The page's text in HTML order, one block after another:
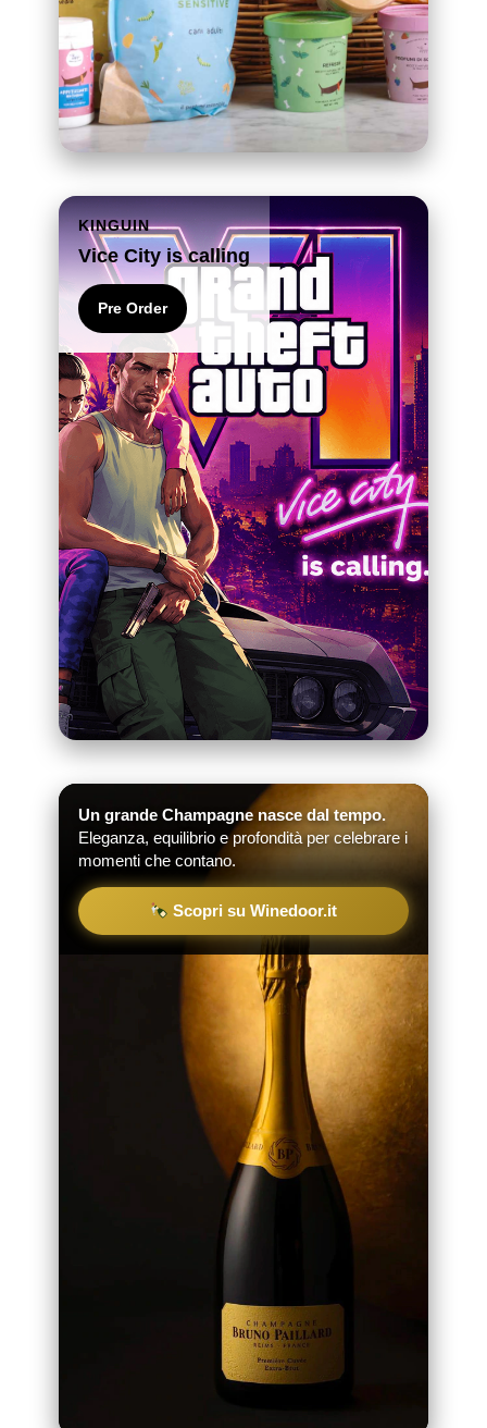
KINGUIN
Vice City is calling
Pre Order
Un grande Champagne nasce dal tempo.
Eleganza, equilibrio e profondità per celebrare i
momenti che contano.
Scopri su Winedoor.it